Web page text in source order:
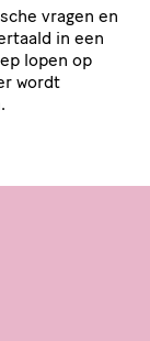
vragen en
in een
lopen op
wordt